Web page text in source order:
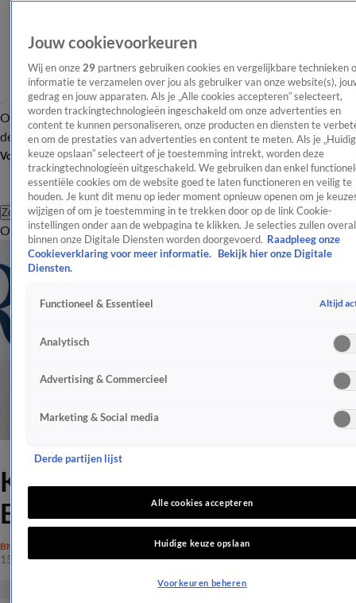
OverzichtAfleveringen Entertainment TV Algemeen
Tip
de redactieNieuwsbrief
Volg Shownieuws
Zoeken
OverzichtEntertainmentSpraakmakendRealityCrimeVideo's
Kinderwens-botsing bij Thijs
Boermans en Anna Nooshin
BN'ERS
15 dec 2025, 11:00
Jouw cookievoorkeuren
Wij en onze 29 partners gebruiken cookies en vergelijkbare technieken
informatie te verzamelen over jou als gebruiker van onze website(s),
gedrag en jouw apparaten. Als je „Alle cookies accepteren” selecteert,
worden trackingtechnologieën ingeschakeld om onze advertenties en
content te kunnen personaliseren, onze producten en diensten te
en om de prestaties van advertenties en content te meten. Als je
keuze opslaan” selecteert of je toestemming intrekt, worden deze
trackingtechnologieën uitgeschakeld. We gebruiken dan enkel
essentiële cookies om de website goed te laten functioneren en veilig te
houden. Je kunt dit menu op ieder moment opnieuw openen om je
wijzigen of om je toestemming in te trekken door op de link Cookie-
instellingen onder aan de webpagina te klikken. Je selecties zullen overal
binnen onze Digitale Diensten worden doorgevoerd. Raadpleeg onze
Cookieverklaring voor meer informatie.
Bekijk hier onze Digitale
Diensten.
Functioneel & Essentieel Altijd
Analytisch
Advertising & Commercieel
Marketing & Social media
Derde partijen lijst
Alle cookies accepteren
Huidige keuze opslaan
Voorkeuren beheren